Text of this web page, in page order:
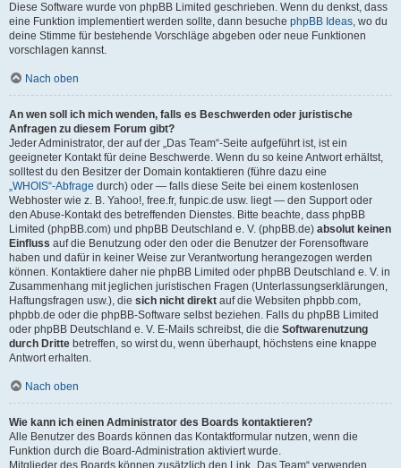
Diese Software wurde von phpBB Limited geschrieben. Wenn du denkst, dass
eine Funktion implementiert werden sollte, dann besuche phpBB Ideas, wo du
deine Stimme für bestehende Vorschläge abgeben oder neue Funktionen
vorschlagen kannst.
Nach oben
An wen soll ich mich wenden, falls es Beschwerden oder juristische
Anfragen zu diesem Forum gibt?
Jeder Administrator, der auf der „Das Team“-Seite aufgeführt ist, ist ein
geeigneter Kontakt für deine Beschwerde. Wenn du so keine Antwort erhältst,
solltest du den Besitzer der Domain kontaktieren (führe dazu eine
„WHOIS“-Abfrage durch) oder — falls diese Seite bei einem kostenlosen
Webhoster wie z. B. Yahoo!, free.fr, funpic.de usw. liegt — den Support oder
den Abuse-Kontakt des betreffenden Dienstes. Bitte beachte, dass phpBB
Limited (phpBB.com) und phpBB Deutschland e. V. (phpBB.de) absolut keinen
Einfluss auf die Benutzung oder den oder die Benutzer der Forensoftware
haben und dafür in keiner Weise zur Verantwortung herangezogen werden
können. Kontaktiere daher nie phpBB Limited oder phpBB Deutschland e. V. in
Zusammenhang mit jeglichen juristischen Fragen (Unterlassungserklärungen,
Haftungsfragen usw.), die sich nicht direkt auf die Websiten phpbb.com,
phpbb.de oder die phpBB-Software selbst beziehen. Falls du phpBB Limited
oder phpBB Deutschland e. V. E-Mails schreibst, die die Softwarenutzung
durch Dritte betreffen, so wirst du, wenn überhaupt, höchstens eine knappe
Antwort erhalten.
Nach oben
Wie kann ich einen Administrator des Boards kontaktieren?
Alle Benutzer des Boards können das Kontaktformular nutzen, wenn die
Funktion durch die Board-Administration aktiviert wurde.
Mitglieder des Boards können zusätzlich den Link „Das Team“ verwenden.